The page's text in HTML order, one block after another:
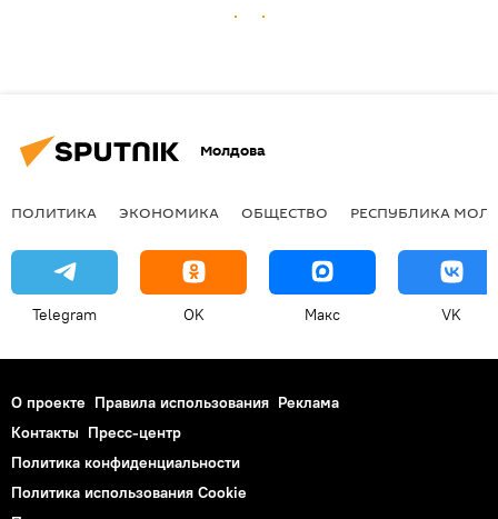
Молдова
ПОЛИТИКА ЭКОНОМИКА ОБЩЕСТВО РЕСПУБЛИКА
Telegram OK Макс VK
О проекте Правила использования Реклама
Контакты Пресс-центр
Политика конфиденциальности
Политика использования Cookie